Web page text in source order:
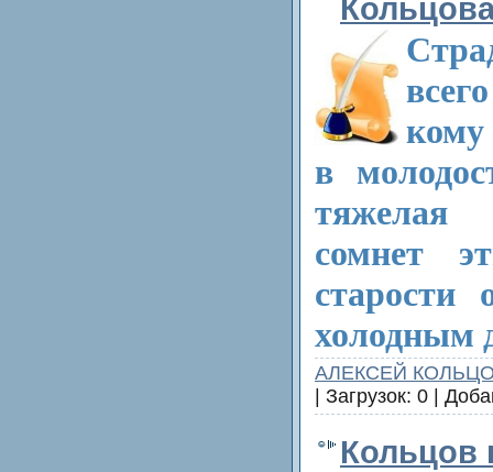
в
тяжелая
сомнет
старости
холодным
АЛЕКСЕЙ
| Загрузок: 0 |
Кольцов